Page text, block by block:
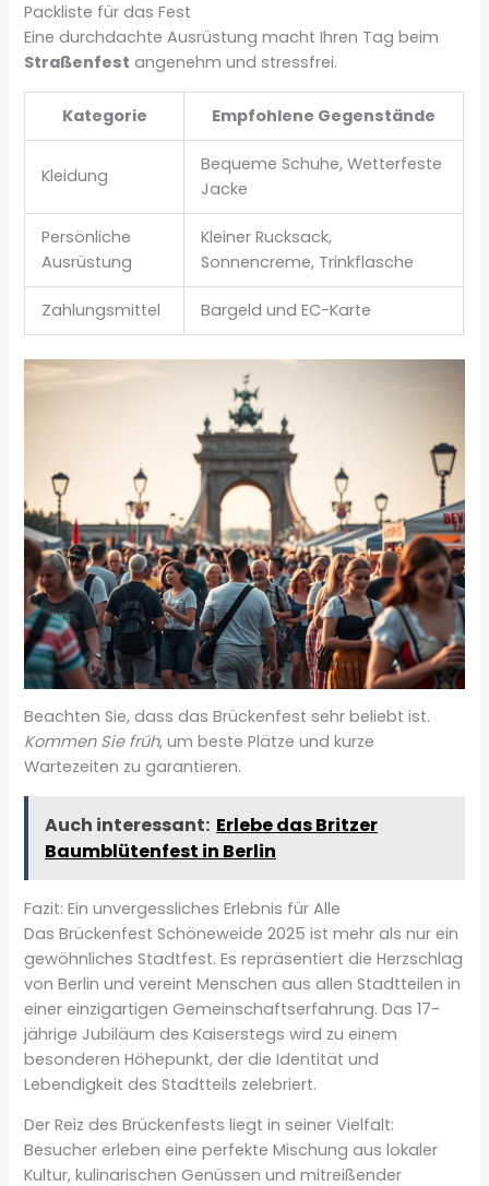
Packliste für das Fest
Eine durchdachte Ausrüstung macht Ihren Tag beim
Straßenfest angenehm und stressfrei.
Kategorie Empfohlene Gegenstände
Kleidung
Bequeme Schuhe, Wetterfeste
Jacke
Persönliche
Ausrüstung
Kleiner Rucksack,
Sonnencreme, Trinkflasche
Zahlungsmittel Bargeld und EC-Karte
Beachten Sie, dass das Brückenfest sehr beliebt ist.
Kommen Sie früh, um beste Plätze und kurze
Wartezeiten zu garantieren.
Auch interessant: Erlebe das Britzer
Baumblütenfest in Berlin
Fazit: Ein unvergessliches Erlebnis für Alle
Das Brückenfest Schöneweide 2025 ist mehr als nur ein
gewöhnliches Stadtfest. Es repräsentiert die Herzschlag
von Berlin und vereint Menschen aus allen Stadtteilen in
einer einzigartigen Gemeinschaftserfahrung. Das 17-
jährige Jubiläum des Kaiserstegs wird zu einem
besonderen Höhepunkt, der die Identität und
Lebendigkeit des Stadtteils zelebriert.
Der Reiz des Brückenfests liegt in seiner Vielfalt:
Besucher erleben eine perfekte Mischung aus lokaler
Kultur, kulinarischen Genüssen und mitreißender